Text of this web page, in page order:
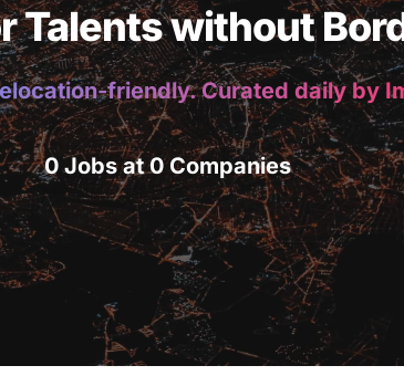
Talents without
friendly. Curated daily by
0 Jobs at 0 Companies